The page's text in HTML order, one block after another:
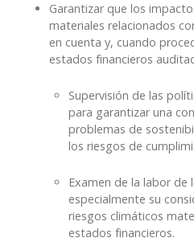
Garantizar que los
materiales relacionados
en cuenta y, cuando
estados financieros
Supervisión de las
para garantizar una
problemas de
los riesgos de
Examen de la labor
especialmente su
riesgos climáticos
estados financieros.